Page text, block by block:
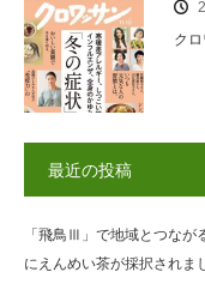
ク
最近の投稿
「飛鳥Ⅲ」で地域とつなが
にえんめい茶が採択されま